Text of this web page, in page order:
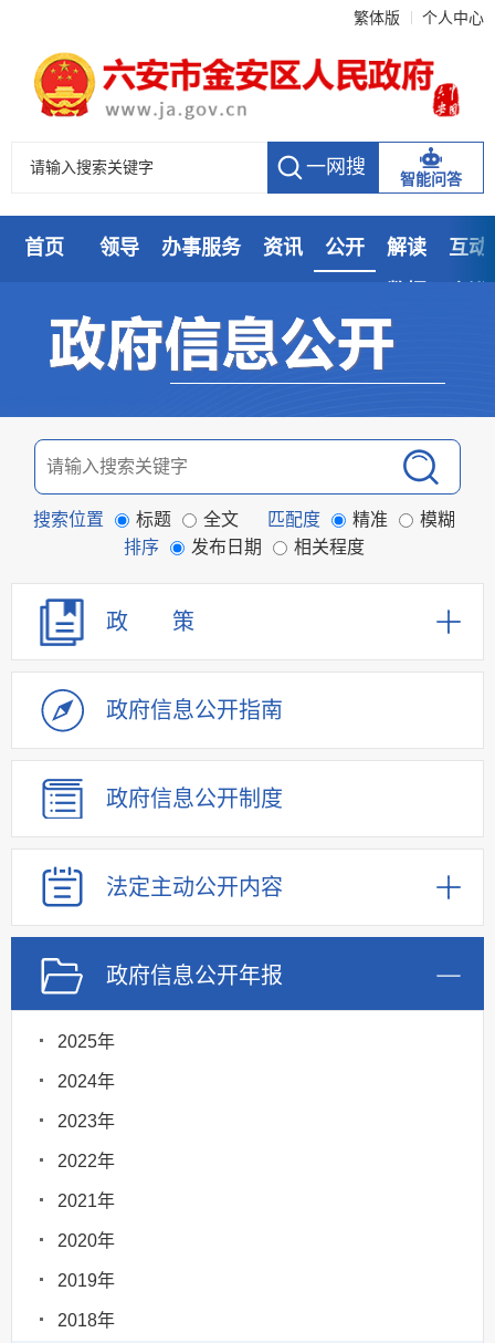
繁体版 个人中心
智能问答
首页 领导 办事服务 资讯 公开 解读
互动
搜索位置 标题 全文 匹配度 精准
模糊
排序
发布日期 相关程度
政 策
政府信息公开指南
政府信息公开制度
法定主动公开内容
政府信息公开年报
2025年
2024年
2023年
2022年
2021年
2020年
2019年
2018年